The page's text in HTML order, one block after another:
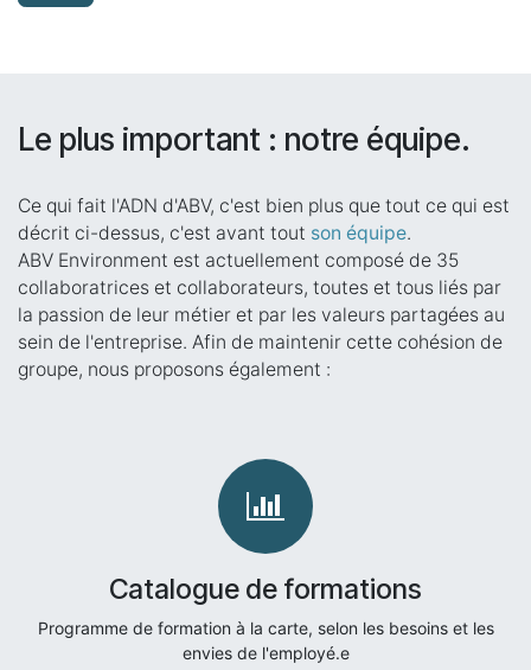
Le plus important : notre équipe.
Ce qui fait l'ADN d'ABV, c'est bien plus que tout ce qui est
décrit ci-dessus, c'est avant tout son équipe.
ABV Environment est actuellement composé de 35
collaboratrices et collaborateurs, toutes et tous liés par
la passion de leur métier et par les valeurs partagées au
sein de l'entreprise. Afin de maintenir cette cohésion de
groupe, nous proposons également :
Catalogue de formations
Programme de formation à la carte, selon les besoins et les
envies de l'employé.e